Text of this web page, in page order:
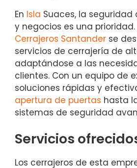
En Isla Suaces, la seguridad
y negocios es una
Cerrajeros Santander se
servicios de cerrajería de
adaptándose a las
clientes. Con un equipo de
soluciones rápidas y
apertura de puertas hasta
sistemas de seguridad
Servicios
Los cerrajeros de esta